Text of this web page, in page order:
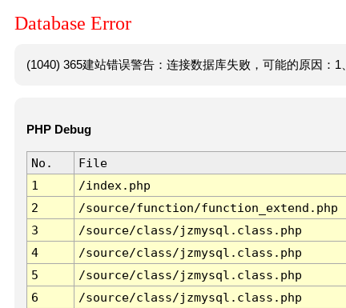
Database Error
(1040) 365建站错误警告：连接数据库失败，可能的原因：1
PHP Debug
No. File
1
/index.php
2
/source/function/function_extend.php
3
/source/class/jzmysql.class.php
4
/source/class/jzmysql.class.php
5
/source/class/jzmysql.class.php
6
/source/class/jzmysql.class.php